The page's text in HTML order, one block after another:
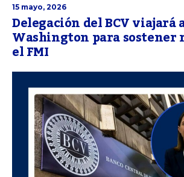
15 mayo, 2026
Delegación del BCV viajará
Washington para sostener
el FMI